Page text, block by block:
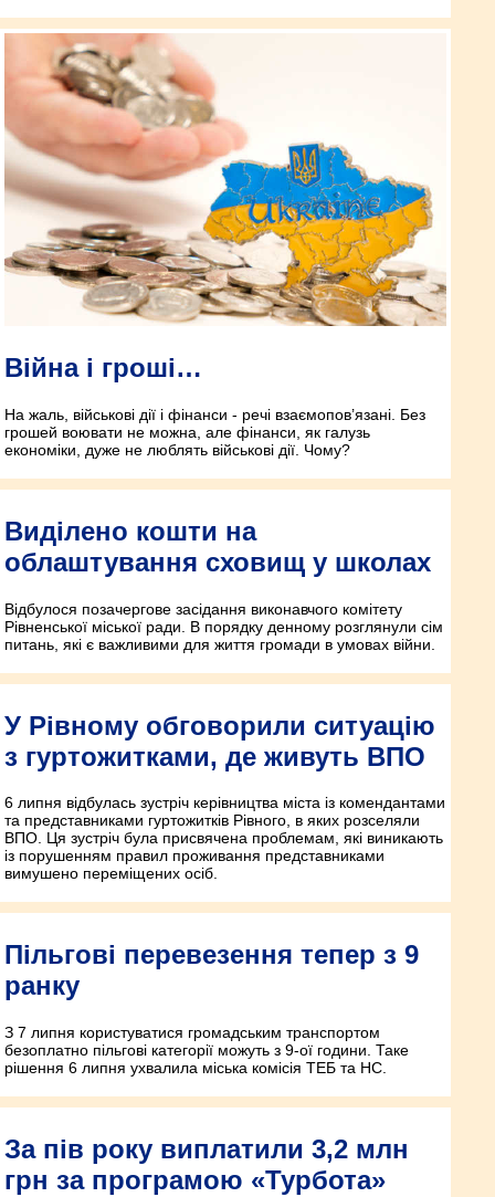
Війна і гроші…
На жаль, військові дії і фінанси - речі взаємопов’язані. Без
грошей воювати не можна, але фінанси, як галузь
економіки, дуже не люблять військові дії. Чому?
Виділено кошти на
облаштування сховищ у школах
Відбулося позачергове засідання виконавчого комітету
Рівненської міської ради. В порядку денному розглянули сім
питань, які є важливими для життя громади в умовах війни.
У Рівному обговорили ситуацію
з гуртожитками, де живуть ВПО
6 липня відбулась зустріч керівництва міста із комендантами
та представниками гуртожитків Рівного, в яких розселяли
ВПО. Ця зустріч була присвячена проблемам, які виникають
із порушенням правил проживання представниками
вимушено переміщених осіб.
Пільгові перевезення тепер з 9
ранку
З 7 липня користуватися громадським транспортом
безоплатно пільгові категорії можуть з 9-ої години. Таке
рішення 6 липня ухвалила міська комісія ТЕБ та НС.
За пів року виплатили 3,2 млн
грн за програмою «Турбота»